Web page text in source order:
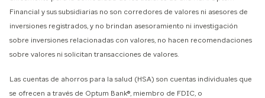
Financial y sus subsidiarias no son corredores de valores ni asesores de
inversiones registrados, y no brindan asesoramiento ni investigación
sobre inversiones relacionadas con valores, no hacen recomendaciones
sobre valores ni solicitan transacciones de valores.
Las cuentas de ahorros para la salud (HSA) son cuentas individuales que
se ofrecen a través de Optum Bank®, miembro de FDIC, o